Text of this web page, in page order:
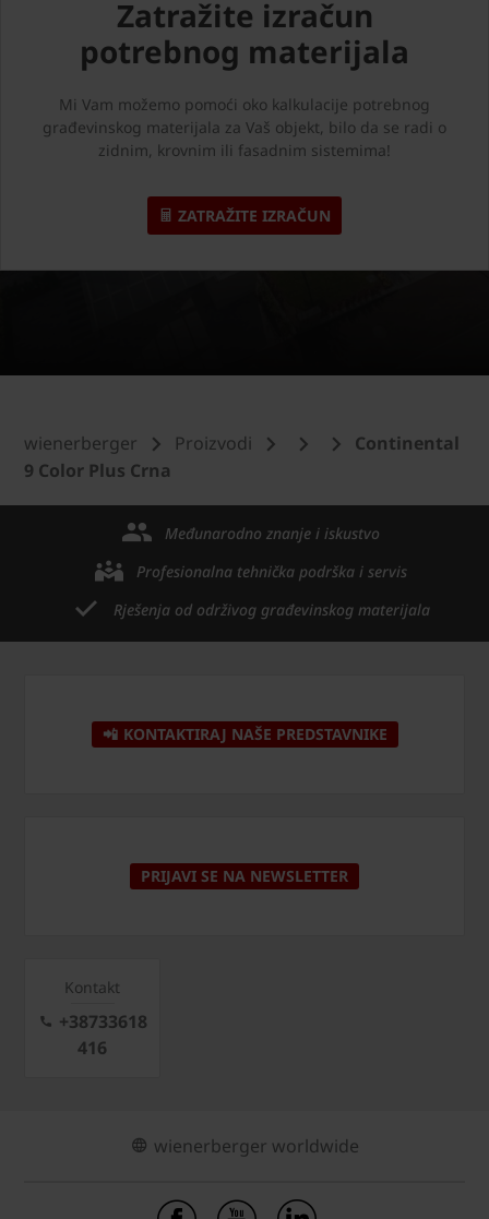
Zatražite izračun
potrebnog materijala
Mi Vam možemo pomoći oko kalkulacije potrebnog
građevinskog materijala za Vaš objekt, bilo da se radi o
zidnim, krovnim ili fasadnim sistemima!
ZATRAŽITE IZRAČUN
wienerberger Proizvodi
Continental
9 Color Plus Crna
Međunarodno znanje i iskustvo
Profesionalna tehnička podrška i servis
Rješenja od održivog građevinskog materijala
📲 KONTAKTIRAJ NAŠE PREDSTAVNIKE
PRIJAVI SE NA NEWSLETTER
Kontakt
+38733618
416
wienerberger worldwide